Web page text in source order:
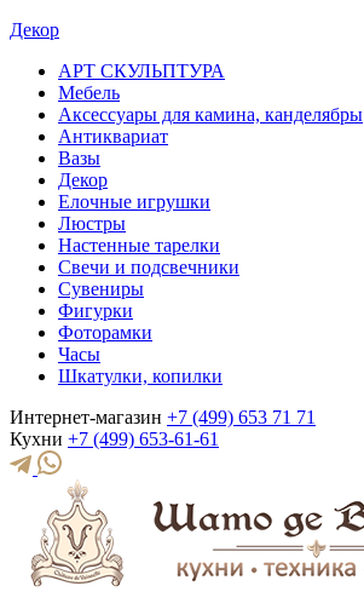
Декор
АРТ СКУЛЬПТУРА
Мебель
Аксессуары для камина, канделябры
Антиквариат
Вазы
Декор
Елочные игрушки
Люстры
Настенные тарелки
Свечи и подсвечники
Сувениры
Фигурки
Фоторамки
Часы
Шкатулки, копилки
Интернет-магазин +7 (499) 653 71 71
Кухни +7 (499) 653-61-61